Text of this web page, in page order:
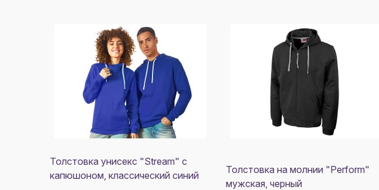
Толстовка унисекс "Stream" с
капюшоном, классический синий
Толстовка на молнии "Perform"
мужская, черный